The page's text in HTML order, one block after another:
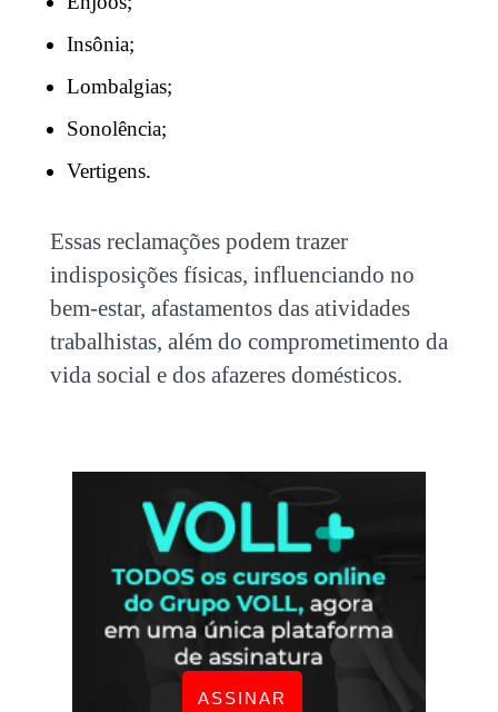
Insônia;
Lombalgias;
Sonolência;
Vertigens.
Essas reclamações podem trazer
indisposições físicas, influenciando no
bem-estar, afastamentos das atividades
trabalhistas, além do comprometimento da
vida social e dos afazeres domésticos.
ASSINAR